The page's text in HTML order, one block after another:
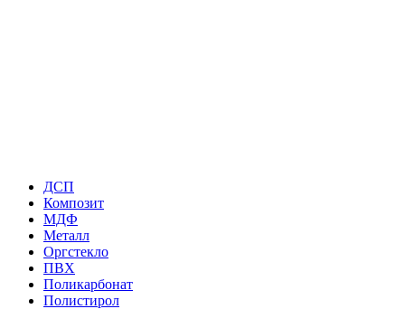
ДСП
Композит
МДФ
Металл
Оргстекло
ПВХ
Поликарбонат
Полистирол